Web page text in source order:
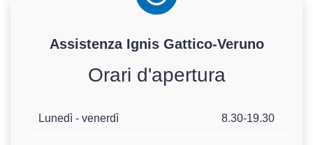
Assistenza IgnisGattico-Veruno
Orari d'apertura
Lunedì - venerdì 8.30-19.30